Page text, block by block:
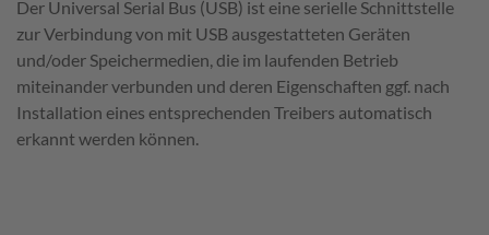
Der Universal Serial Bus (USB) ist eine serielle Schnittstelle
zur Verbindung von mit USB ausgestatteten Geräten
und/oder Speichermedien, die im laufenden Betrieb
miteinander verbunden und deren Eigenschaften ggf. nach
Installation eines entsprechenden Treibers automatisch
erkannt werden können.